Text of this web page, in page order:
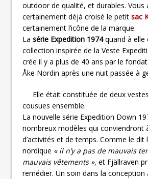
outdoor de qualité, et durables. Vous
certainement déjà croisé le petit sac
certainement l’icône de la marque.
La série Expedition 1974quand à elle
collection inspirée de la Veste
crée il y a plus de 40 ans par le
Åke Nordin après une nuit passée à
Elle était constituée de deux
cousues ensemble.
La nouvelle série Expedition Down
nombreux modèles qui conviendront
d’activités et de temps. Comme le dit
nordique « il n’y a pas de mauvais
mauvais vêtements », et Fjällraven
remédier. Un soin dans la conception